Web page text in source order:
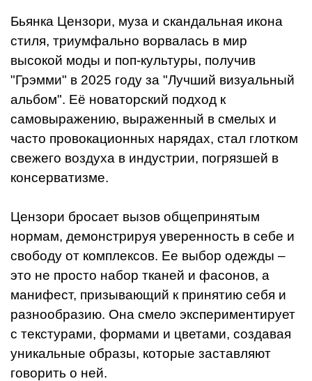
Бьянка Цензори, муза и скандальная икона
стиля, триумфально ворвалась в мир
высокой моды и поп-культуры, получив
"Грэмми" в 2025 году за "Лучший визуальный
альбом". Её новаторский подход к
самовыражению, выраженный в смелых и
часто провокационных нарядах, стал глотком
свежего воздуха в индустрии, погрязшей в
консерватизме.
Цензори бросает вызов общепринятым
нормам, демонстрируя уверенность в себе и
свободу от комплексов. Ее выбор одежды –
это не просто набор тканей и фасонов, а
манифест, призывающий к принятию себя и
разнообразию. Она смело экспериментирует
с текстурами, формами и цветами, создавая
уникальные образы, которые заставляют
говорить о ней.